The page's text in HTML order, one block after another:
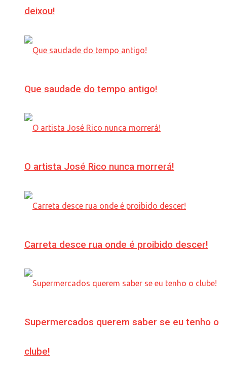
deixou!
Que saudade do tempo antigo!
O artista José Rico nunca morrerá!
Carreta desce rua onde é proibido descer!
Supermercados querem saber se eu tenho o
clube!